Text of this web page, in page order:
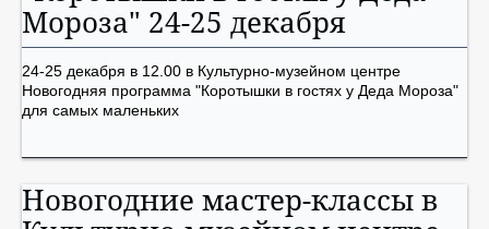
Мороза" 24-25 декабря
24-25 декабря в 12.00 в Культурно-музейном центре
Новогодняя программа "Коротышки в гостях у Деда Мороза"
для самых маленьких
Новогодние мастер-классы в